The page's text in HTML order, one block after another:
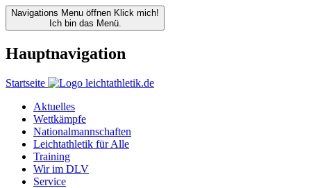
Navigations Menu öffnen Klick mich!
Ich bin das Menü.
Hauptnavigation
Startseite
Aktuelles
Wettkämpfe
Nationalmannschaften
Leichtathletik für Alle
Training
Wir im DLV
Service